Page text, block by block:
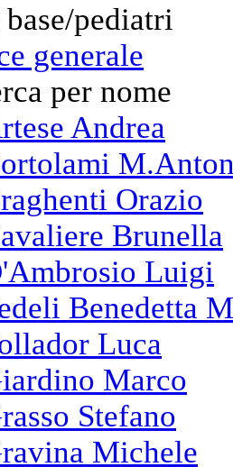
pediatri
generale
per nome
Andrea
Orazio
Brunella
Luigi
Benedetta
Luca
Marco
Stefano
Michele